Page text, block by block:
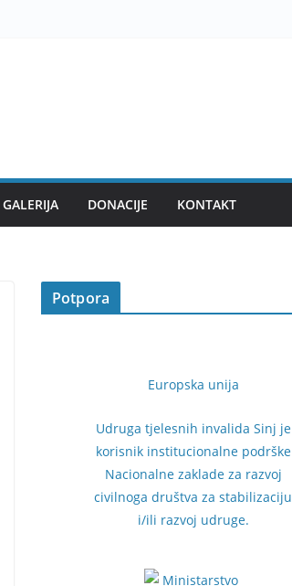
GALERIJA DONACIJE KONTAKT
Potpora
Europska unija
Udruga tjelesnih invalida Sinj je
korisnik institucionalne podrške
Nacionalne zaklade za razvoj
civilnoga društva za stabilizaciju
i/ili razvoj udruge.